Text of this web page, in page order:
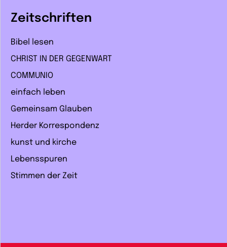
Zeitschriften
Bibel lesen
CHRIST IN DER GEGENWART
COMMUNIO
einfach leben
Gemeinsam Glauben
Herder Korrespondenz
kunst und kirche
Lebensspuren
Stimmen der Zeit